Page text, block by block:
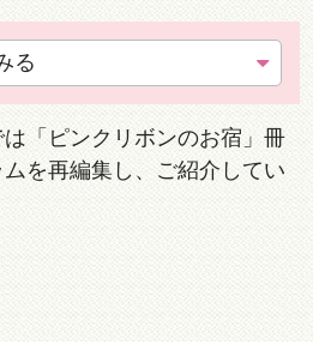
る
「ピンクリボンのお宿」冊
を再編集し、ご紹介してい